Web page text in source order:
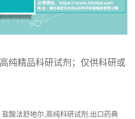
纯精品科研试剂；仅供科研或
盐酸法舒地尔;高纯科研试剂;出口药典